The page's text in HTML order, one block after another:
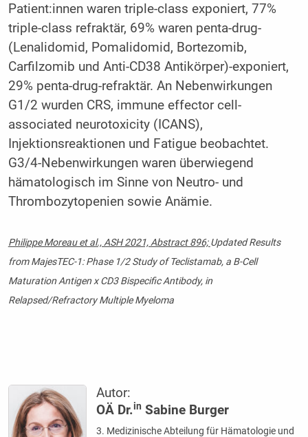
Patient:innen waren triple-class exponiert, 77%
triple-class refraktär, 69% waren penta-drug-
(Lenalidomid, Pomalidomid, Bortezomib,
Carfilzomib und Anti-CD38 Antikörper)-exponiert,
29% penta-drug-refraktär. An Nebenwirkungen
G1/2 wurden CRS, immune effector cell-
associated neurotoxicity (ICANS),
Injektionsreaktionen und Fatigue beobachtet.
G3/4-Nebenwirkungen waren überwiegend
hämatologisch im Sinne von Neutro- und
Thrombozytopenien sowie Anämie.
Philippe Moreau et al., ASH 2021, Abstract 896;Updated Results
from MajesTEC-1: Phase 1/2 Study of Teclistamab, a B-Cell
Maturation Antigen x CD3 Bispecific Antibody, in
Relapsed/Refractory Multiple Myeloma
Autor:
OÄ Dr.in Sabine Burger
3. Medizinische Abteilung für Hämatologie und